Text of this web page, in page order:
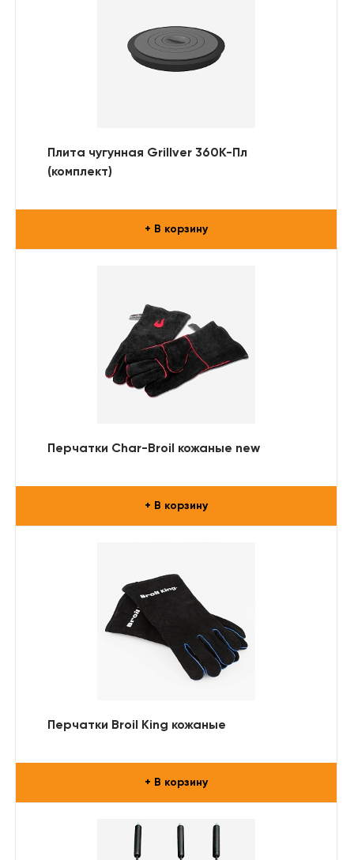
Плита чугунная Grillver 360К-Пл
(комплект)
+ В корзину
Перчатки Char-Broil кожаные new
+ В корзину
Перчатки Broil King кожаные
+ В корзину